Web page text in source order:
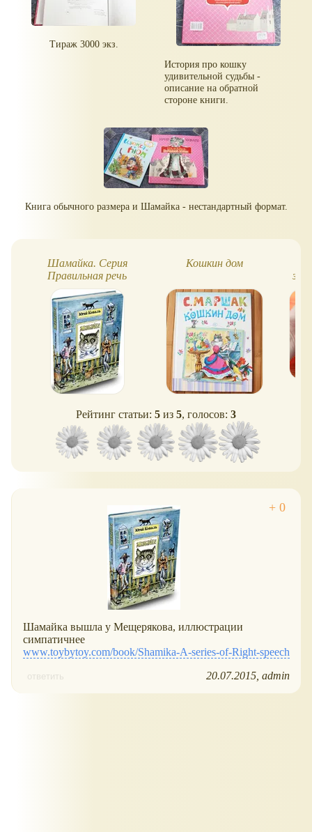
Тираж 3000 экз.
История про кошку
удивительной судьбы -
описание на обратной
стороне книги.
Книга обычного размера и Шамайка - нестандартный формат.
Шамайка. Серия
Правильная речь
Кошкин дом
Рейтинг статьи: 5 из 5, голосов: 3
Шамайка вышла у Мещерякова, иллюстрации
симпатичнее
www.toybytoy.com/book/Shamika-A-series-of-Right-speech
ответить 20.07.2015 admin